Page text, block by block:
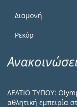
Διαμονή
Ρεκόρ
ΔΕΛΤΙΟ ΤΥΠΟΥ:
αθλητική εμπειρία